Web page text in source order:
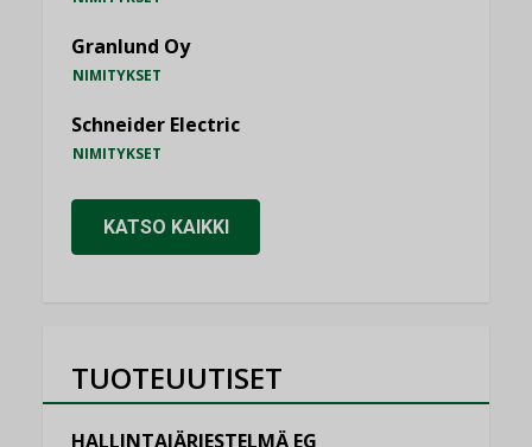
Granlund Oy
NIMITYKSET
Schneider Electric
NIMITYKSET
KATSO KAIKKI
TUOTEUUTISET
HALLINTAJÄRJESTELMÄ EG